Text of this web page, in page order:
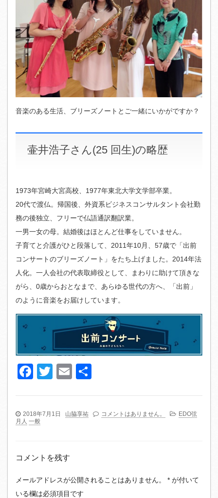
音楽のある生活、ブリーズノートとご一緒にいかがですか？
壷井浩子さん(25 回生)の略歴
1973年宮崎大宮高校、1977年東北大学文学部卒業。
20代で渡仏。帰国後、外資系ビジネスコンサルタント会社勤
務の後独立、フリーで仏語通訳翻訳業。
一男一女の母。結婚後はほとんど仕事をしていません。
子育てと介護がひと段落して、2011年10月、57歳で「出前
コンサートのブリーズノート」をたち上げました。2014年法
人化。一人会社の代表取締役として、まわりに助けて頂きな
がら、0歳からおとなまで、あらゆる世代の方へ、「出前」
のように音楽をお届けしています。
Facebook
Twitter
Email
2018年7月1日 山脇享祐 コメントはありません。
EDO弦
月人 一般
コメントを残す
メールアドレスが公開されることはありません。 * が付いて
いる欄は必須項目です